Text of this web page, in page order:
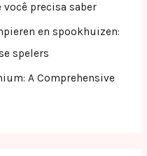
você precisa saber
en spookhuizen:
spelers
A Comprehensive